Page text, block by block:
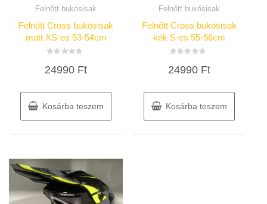
Felnőtt bukósisak
Felnőtt Cross bukósisak
matt XS-es 53-54cm
0
24990 Ft
Kosárba teszem
Felnőtt bukósisak
Felnőtt Cross bukósisak
kék S-es 55-56cm
0
24990 Ft
Kosárba teszem